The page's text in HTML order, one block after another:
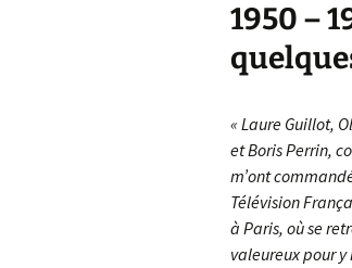
Les projets1950 –
« Laure Guillot,
et Boris Perrin,
m’ont
Télévision
à Paris, où se
valeureux pour